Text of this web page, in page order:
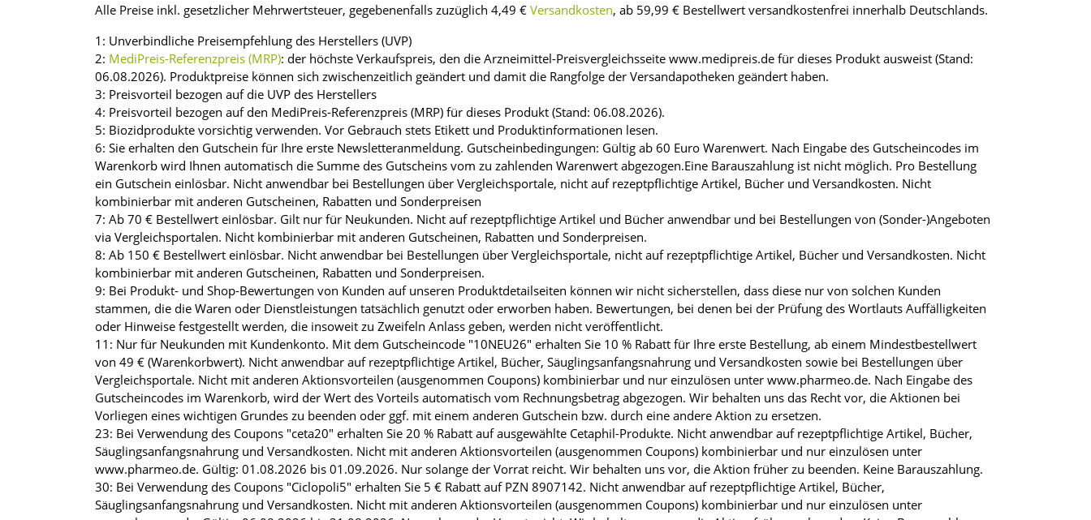
Alle Preise inkl. gesetzlicher Mehrwertsteuer, gegebenenfalls zuzüglich 4,49 € Versandkosten, ab 59,99 € Bestellwert versandkostenfrei innerhalb Deutschlands.
1: Unverbindliche Preisempfehlung des Herstellers (UVP)
2: MediPreis-Referenzpreis (MRP): der höchste Verkaufspreis, den die Arzneimittel-Preisvergleichsseite www.medipreis.de für dieses Produkt ausweist (Stand:
06.08.2026). Produktpreise können sich zwischenzeitlich geändert und damit die Rangfolge der Versandapotheken geändert haben.
3: Preisvorteil bezogen auf die UVP des Herstellers
4: Preisvorteil bezogen auf den MediPreis-Referenzpreis (MRP) für dieses Produkt (Stand: 06.08.2026).
5: Biozidprodukte vorsichtig verwenden. Vor Gebrauch stets Etikett und Produktinformationen lesen.
6: Sie erhalten den Gutschein für Ihre erste Newsletteranmeldung. Gutscheinbedingungen: Gültig ab 60 Euro Warenwert. Nach Eingabe des Gutscheincodes im
Warenkorb wird Ihnen automatisch die Summe des Gutscheins vom zu zahlenden Warenwert abgezogen.Eine Barauszahlung ist nicht möglich. Pro Bestellung
ein Gutschein einlösbar. Nicht anwendbar bei Bestellungen über Vergleichsportale, nicht auf rezeptpflichtige Artikel, Bücher und Versandkosten. Nicht
kombinierbar mit anderen Gutscheinen, Rabatten und Sonderpreisen
7: Ab 70 € Bestellwert einlösbar. Gilt nur für Neukunden. Nicht auf rezeptpflichtige Artikel und Bücher anwendbar und bei Bestellungen von (Sonder-)Angeboten
via Vergleichsportalen. Nicht kombinierbar mit anderen Gutscheinen, Rabatten und Sonderpreisen.
8: Ab 150 € Bestellwert einlösbar. Nicht anwendbar bei Bestellungen über Vergleichsportale, nicht auf rezeptpflichtige Artikel, Bücher und Versandkosten. Nicht
kombinierbar mit anderen Gutscheinen, Rabatten und Sonderpreisen.
9: Bei Produkt- und Shop-Bewertungen von Kunden auf unseren Produktdetailseiten können wir nicht sicherstellen, dass diese nur von solchen Kunden
stammen, die die Waren oder Dienstleistungen tatsächlich genutzt oder erworben haben. Bewertungen, bei denen bei der Prüfung des Wortlauts Auffälligkeiten
oder Hinweise festgestellt werden, die insoweit zu Zweifeln Anlass geben, werden nicht veröffentlicht.
11: Nur für Neukunden mit Kundenkonto. Mit dem Gutscheincode "10NEU26" erhalten Sie 10 % Rabatt für Ihre erste Bestellung, ab einem Mindestbestellwert
von 49 € (Warenkorbwert). Nicht anwendbar auf rezeptpflichtige Artikel, Bücher, Säuglingsanfangsnahrung und Versandkosten sowie bei Bestellungen über
Vergleichsportale. Nicht mit anderen Aktionsvorteilen (ausgenommen Coupons) kombinierbar und nur einzulösen unter www.pharmeo.de. Nach Eingabe des
Gutscheincodes im Warenkorb, wird der Wert des Vorteils automatisch vom Rechnungsbetrag abgezogen. Wir behalten uns das Recht vor, die Aktionen bei
Vorliegen eines wichtigen Grundes zu beenden oder ggf. mit einem anderen Gutschein bzw. durch eine andere Aktion zu ersetzen.
23: Bei Verwendung des Coupons "ceta20" erhalten Sie 20 % Rabatt auf ausgewählte Cetaphil-Produkte. Nicht anwendbar auf rezeptpflichtige Artikel, Bücher,
Säuglingsanfangsnahrung und Versandkosten. Nicht mit anderen Aktionsvorteilen (ausgenommen Coupons) kombinierbar und nur einzulösen unter
www.pharmeo.de. Gültig: 01.08.2026 bis 01.09.2026. Nur solange der Vorrat reicht. Wir behalten uns vor, die Aktion früher zu beenden. Keine Barauszahlung.
30: Bei Verwendung des Coupons "Ciclopoli5" erhalten Sie 5 € Rabatt auf PZN 8907142. Nicht anwendbar auf rezeptpflichtige Artikel, Bücher,
Säuglingsanfangsnahrung und Versandkosten. Nicht mit anderen Aktionsvorteilen (ausgenommen Coupons) kombinierbar und nur einzulösen unter